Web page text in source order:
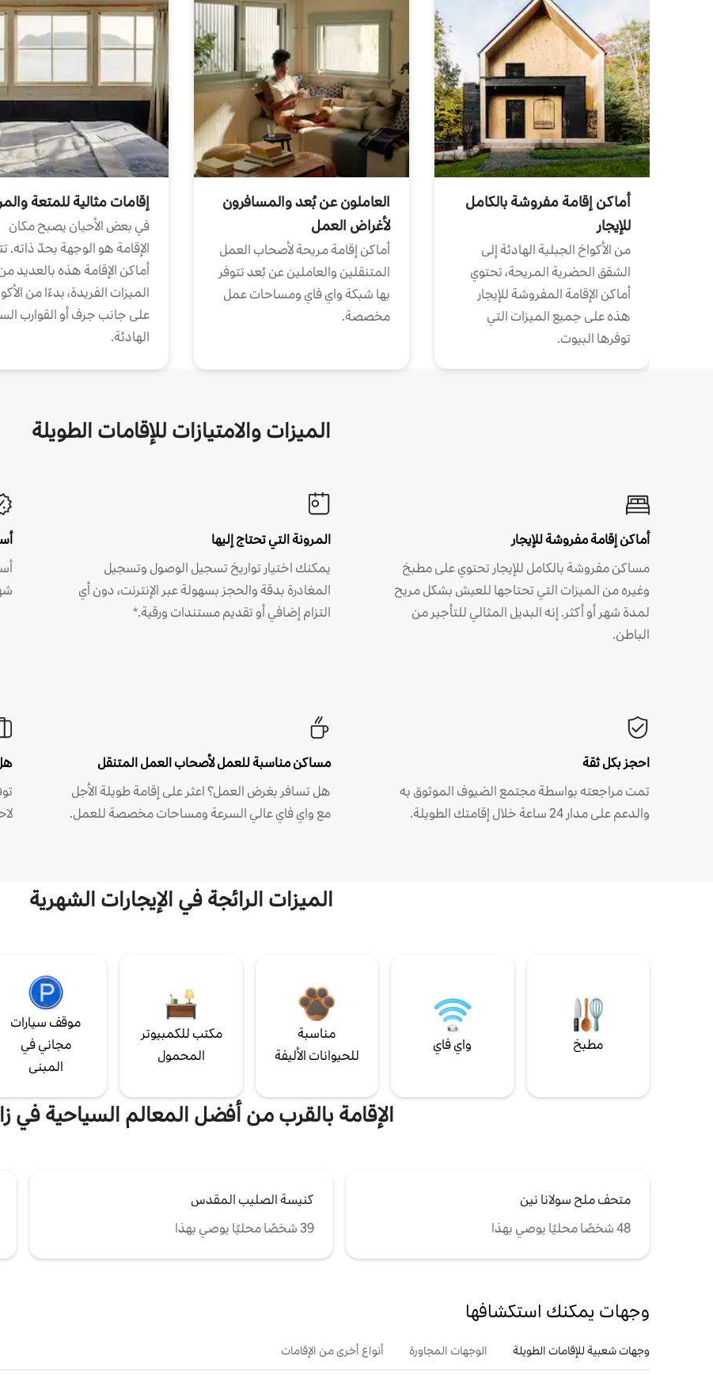
أماكن إقامة مفروشة بالكامل
للإيجار
من الأكواخ الجبلية الهادئة إلى
الشقق الحضرية المريحة، تحتوي
أماكن الإقامة المفروشة للإيجار
هذه على جميع الميزات التي
توفرها البيوت.
العاملون عن بُعد والمسافرون
لأغراض العمل
أماكن إقامة مريحة لأصحاب العمل
المتنقلين والعاملين عن بُعد تتوفر
بها شبكة واي فاي ومساحات عمل
مخصصة.
إقامات مثالية للمتعة
في بعض الأحيان يصبح مكان
الإقامة هو الوجهة بحدّ ذاته.
أماكن الإقامة هذه بالعديد
الميزات الفريدة، بدءًا من
على جانب جرف أو القوارب
الهادئة.
الميزات والامتيازات للإقامات الطويلة
أماكن إقامة مفروشة للإيجار
مساكن مفروشة بالكامل للإيجار تحتوي على مطبخ
وغيره من الميزات التي تحتاجها للعيش بشكل مريح
لمدة شهر أو أكثر. إنه البديل المثالي للتأجير من
الباطن.
المرونة التي تحتاج إليها
يمكنك اختيار تواريخ تسجيل الوصول وتسجيل
المغادرة بدقة والحجز بسهولة عبر الإنترنت، دون أي
التزام إضافي أو تقديم مستندات ورقية.*
احجز بكل ثقة
تمت مراجعته بواسطة مجتمع الضيوف الموثوق به
والدعم على مدار 24 ساعة خلال إقامتك الطويلة.
مساكن مناسبة للعمل لأصحاب العمل المتنقل
هل تسافر بغرض العمل؟ اعثر على إقامة طويلة الأجل
مع واي فاي عالي السرعة ومساحات مخصصة للعمل.
الميزات الرائجة في الإيجارات الشهرية
مطبخ واي فاي
مناسبة
للحيوانات الأليفة
مكتب للكمبيوتر
المحمول
موقف سيارات
مجاني في
المبنى
الإقامة بالقرب من أفضل المعالم السياحية في
متحف ملح سولانا نين
48 شخصًا محليًا يوصي بهذا
كنيسة الصليب المقدس
39 شخصًا محليًا يوصي بهذا
وجهات يمكنك استكشافها
وجهات شعبية للإقامات الطويلة الوجهات المجاورة أنواع أخرى من الإقامات